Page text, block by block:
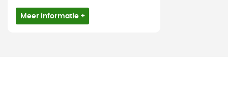
Meer informatie +